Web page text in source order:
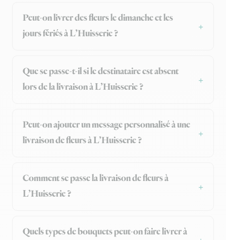
Peut-on livrer des fleurs le dimanche et les
jours fériés à L’Huisserie ?
Que se passe-t-il si le destinataire est absent
lors de la livraison à L’Huisserie ?
Peut-on ajouter un message personnalisé à une
livraison de fleurs à L’Huisserie ?
Comment se passe la livraison de fleurs à
L’Huisserie ?
Quels types de bouquets peut-on faire livrer à